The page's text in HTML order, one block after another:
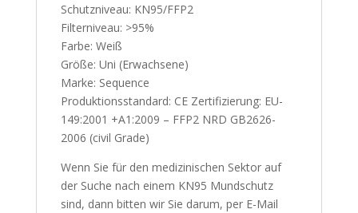
Schutzniveau: KN95/FFP2
Filterniveau: >95%
Farbe: Weiß
Größe: Uni (Erwachsene)
Marke: Sequence
Produktionsstandard: CE Zertifizierung: EU-
149:2001 +A1:2009 – FFP2 NRD GB2626-
2006 (civil Grade)
Wenn Sie für den medizinischen Sektor auf
der Suche nach einem KN95 Mundschutz
sind, dann bitten wir Sie darum, per E-Mail